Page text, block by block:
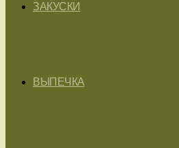
ЗАКУСКИ
ВЫПЕЧКА